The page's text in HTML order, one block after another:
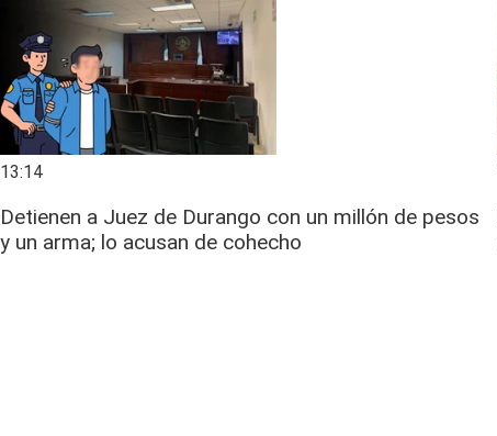
13:14
Detienen a Juez de Durango con un millón de pesos
y un arma; lo acusan de cohecho